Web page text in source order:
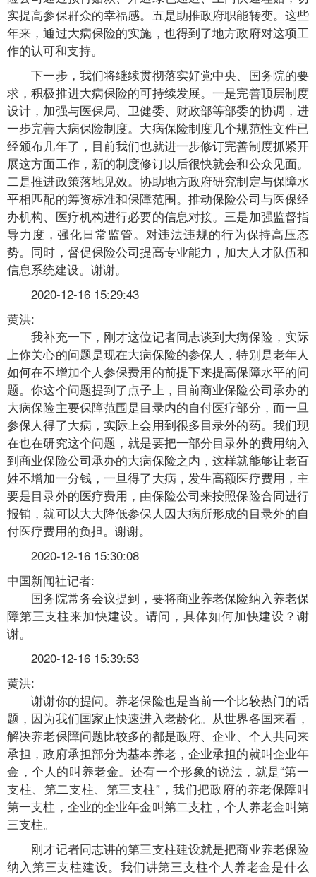
实提高参保群众的幸福感。五是助推政府职能转变。这些
年来，通过大病保险的实施，也得到了地方政府对这项工
作的认可和支持。
下一步，我们将继续贯彻落实好党中央、国务院的要
求，积极推进大病保险的可持续发展。一是完善顶层制度
设计，加强与医保局、卫健委、财政部等部委的协调，进
一步完善大病保险制度。大病保险制度几个规范性文件已
经颁布几年了，目前我们也就进一步修订完善制度抓紧开
展这方面工作，新的制度修订以后很快就会和公众见面。
二是推进政策落地见效。协助地方政府研究制定与保障水
平相匹配的筹资标准和保障范围。推动保险公司与医保经
办机构、医疗机构进行必要的信息对接。三是加强监督指
导力度，强化日常监管。对违法违规的行为保持高压态
势。同时，督促保险公司提高专业能力，加大人才队伍和
信息系统建设。谢谢。
2020-12-16 15:29:43
黄洪:
我补充一下，刚才这位记者同志谈到大病保险，实际
上你关心的问题是现在大病保险的参保人，特别是老年人
如何在不增加个人参保费用的前提下来提高保障水平的问
题。你这个问题提到了点子上，目前商业保险公司承办的
大病保险主要保障范围是目录内的自付医疗部分，而一旦
参保人得了大病，实际上会用到很多目录外的药。我们现
在也在研究这个问题，就是要把一部分目录外的费用纳入
到商业保险公司承办的大病保险之内，这样就能够让老百
姓不增加一分钱，一旦得了大病，发生高额医疗费用，主
要是目录外的医疗费用，由保险公司来按照保险合同进行
报销，就可以大大降低参保人因大病所形成的目录外的自
付医疗费用的负担。谢谢。
2020-12-16 15:30:08
中国新闻社记者:
国务院常务会议提到，要将商业养老保险纳入养老保
障第三支柱来加快建设。请问，具体如何加快建设？谢
谢。
2020-12-16 15:39:53
黄洪:
谢谢你的提问。养老保险也是当前一个比较热门的话
题，因为我们国家正快速进入老龄化。从世界各国来看，
解决养老保障问题比较多的都是政府、企业、个人共同来
承担，政府承担部分为基本养老，企业承担的就叫企业年
金，个人的叫养老金。还有一个形象的说法，就是“第一
支柱、第二支柱、第三支柱”，我们把政府的养老保障叫
第一支柱，企业的企业年金叫第二支柱，个人养老金叫第
三支柱。
刚才记者同志讲的第三支柱建设就是把商业养老保险
纳入第三支柱建设。我们讲第三支柱个人养老金是什么